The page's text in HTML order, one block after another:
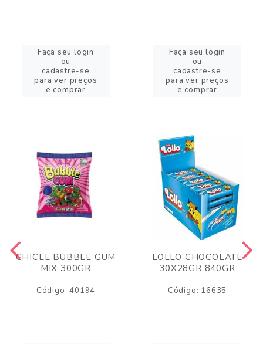
Faça seu login
ou
cadastre-se
para ver preços
e comprar
Faça seu login
ou
cadastre-se
para ver preços
e comprar
CHICLE BUBBLE GUM
MIX 300GR
Código: 40194
LOLLO CHOCOLATE
30X28GR 840GR
Código: 16635